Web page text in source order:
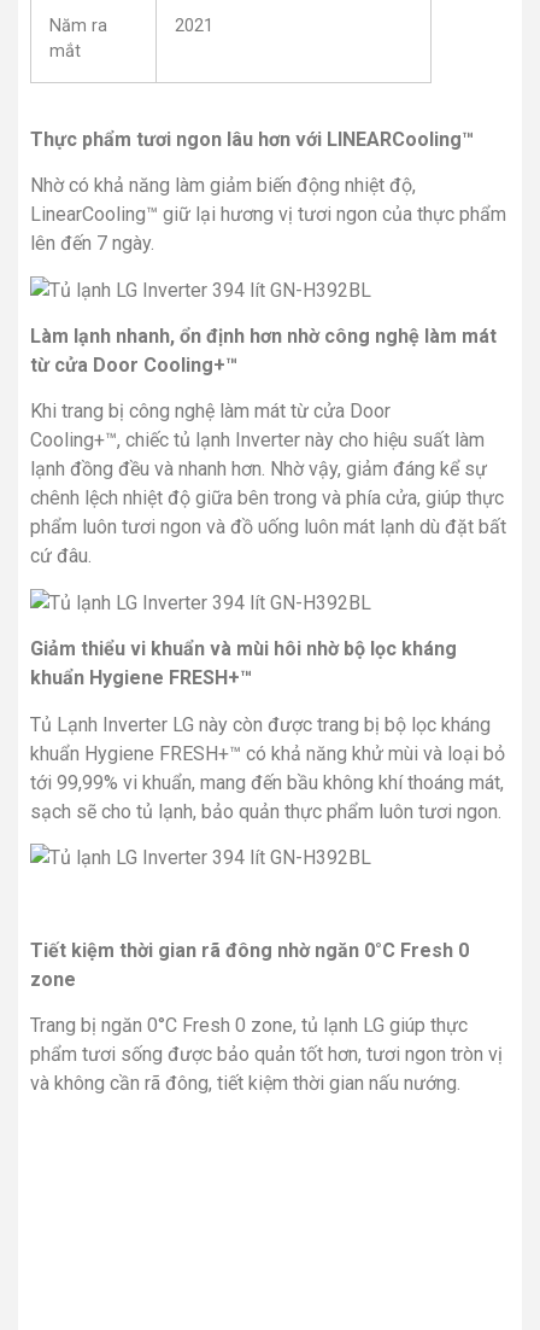
Năm ra
mắt
2021
Thực phẩm tươi ngon lâu hơn với LINEARCooling™
Nhờ có khả năng làm giảm biến động nhiệt độ,
LinearCooling™ giữ lại hương vị tươi ngon của thực phẩm
lên đến 7 ngày.
Làm lạnh nhanh, ổn định hơn nhờ công nghệ làm mát
từ cửa Door Cooling+™
Khi trang bị công nghệ làm mát từ cửa Door
Cooling+™, chiếc tủ lạnh Inverter này cho hiệu suất làm
lạnh đồng đều và nhanh hơn. Nhờ vậy, giảm đáng kể sự
chênh lệch nhiệt độ giữa bên trong và phía cửa, giúp thực
phẩm luôn tươi ngon và đồ uống luôn mát lạnh dù đặt bất
cứ đâu.
Giảm thiểu vi khuẩn và mùi hôi nhờ bộ lọc kháng
khuẩn Hygiene FRESH+™
Tủ Lạnh Inverter LG này còn được trang bị bộ lọc kháng
khuẩn Hygiene FRESH+™ có khả năng khử mùi và loại bỏ
tới 99,99% vi khuẩn, mang đến bầu không khí thoáng mát,
sạch sẽ cho tủ lạnh, bảo quản thực phẩm luôn tươi ngon.
Tiết kiệm thời gian rã đông nhờ ngăn 0°C Fresh 0
zone
Trang bị ngăn 0°C Fresh 0 zone, tủ lạnh LG giúp thực
phẩm tươi sống được bảo quản tốt hơn, tươi ngon tròn vị
và không cần rã đông, tiết kiệm thời gian nấu nướng.